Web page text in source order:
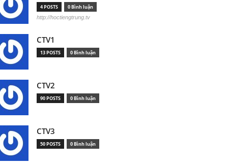
4 POSTS 0 Bình luận
http://hoctiengtrung.tv
CTV1
13 POSTS 0 Bình luận
CTV2
90 POSTS 0 Bình luận
CTV3
50 POSTS 0 Bình luận